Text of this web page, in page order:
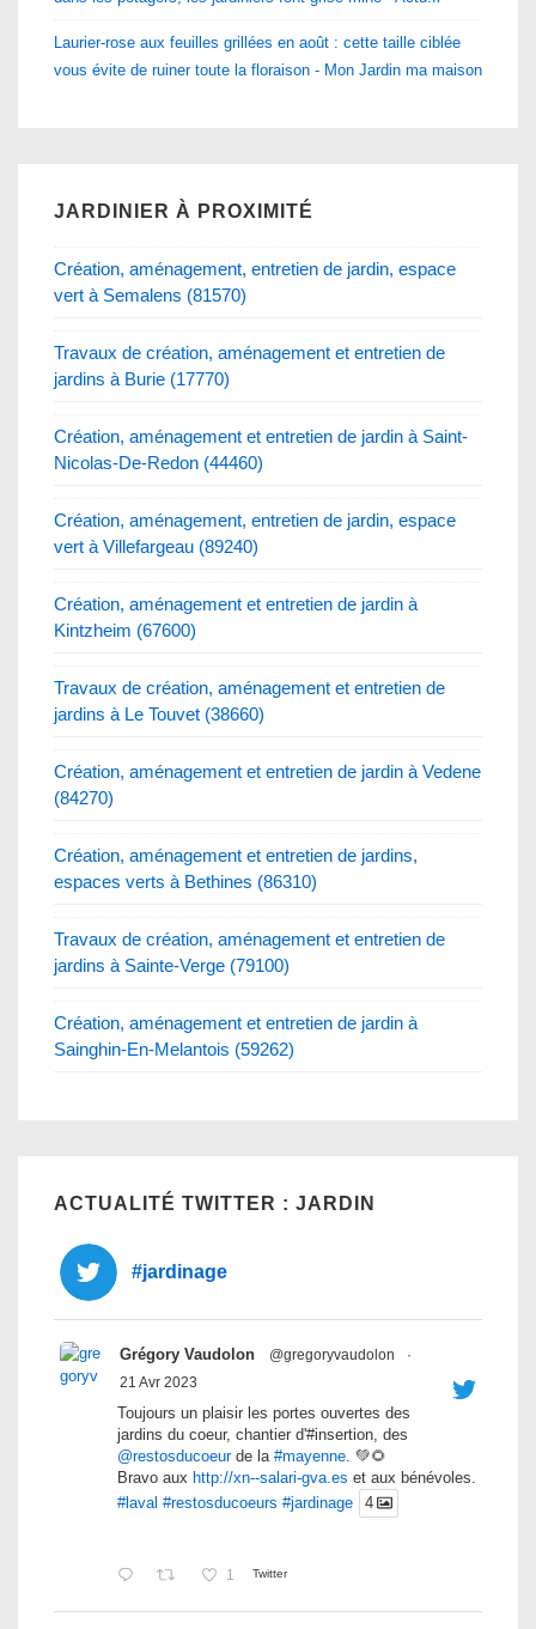
Laurier-rose aux feuilles grillées en août : cette taille ciblée
vous évite de ruiner toute la floraison - Mon Jardin ma maison
JARDINIER À PROXIMITÉ
Création, aménagement, entretien de jardin, espace
vert à Semalens (81570)
Travaux de création, aménagement et entretien de
jardins à Burie (17770)
Création, aménagement et entretien de jardin à Saint-
Nicolas-De-Redon (44460)
Création, aménagement, entretien de jardin, espace
vert à Villefargeau (89240)
Création, aménagement et entretien de jardin à
Kintzheim (67600)
Travaux de création, aménagement et entretien de
jardins à Le Touvet (38660)
Création, aménagement et entretien de jardin à Vedene
(84270)
Création, aménagement et entretien de jardins,
espaces verts à Bethines (86310)
Travaux de création, aménagement et entretien de
jardins à Sainte-Verge (79100)
Création, aménagement et entretien de jardin à
Sainghin-En-Melantois (59262)
ACTUALITÉ TWITTER : JARDIN
#jardinage
Grégory Vaudolon @gregoryvaudolon
·
21 Avr 2023
Toujours un plaisir les portes ouvertes des
jardins du coeur, chantier d'#insertion, des
@restosducoeurde la #mayenne. 💚🌻
Bravo aux http://xn--salari-gva.es et aux bénévoles.
#laval #restosducoeurs #jardinage 4
1 Twitter